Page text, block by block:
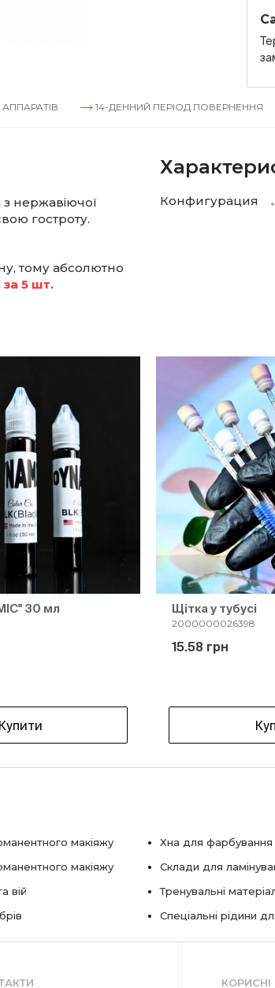
14-ДЕННИЙ ПЕРІОД ПОВЕРНЕННЯ
з нержавіючої
гостроту.
тому абсолютно
за 5 шт.
Конфигурация
30 мл
Купити
Щітка у тубусі
2000000026398
15.58 грн
макіяжу
макіяжу
вій
Хна для фарбування
Склади для
Тренувальні
Спеціальні рідини